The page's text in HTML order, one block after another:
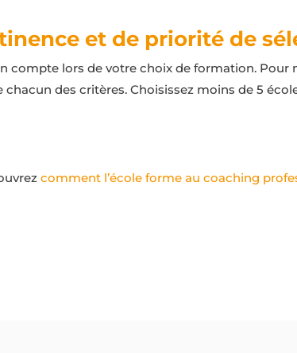
et de priorité de
compte lors de votre choix de formation.
des critères. Choisissez moins de 5
comment l’école forme au coaching